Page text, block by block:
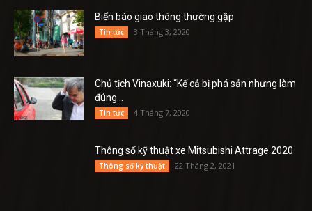
Biển báo giao thông thường gặp
Tin tức 3 Tháng 3, 2020
Chủ tịch Vinaxuki: “Kể cả bị phá sản nhưng làm
đúng...
Tin tức 4 Tháng 7, 2020
Thông số kỹ thuật xe Mitsubishi Attrage 2020
Thông số kỹ thuật 22 Tháng 2, 2021